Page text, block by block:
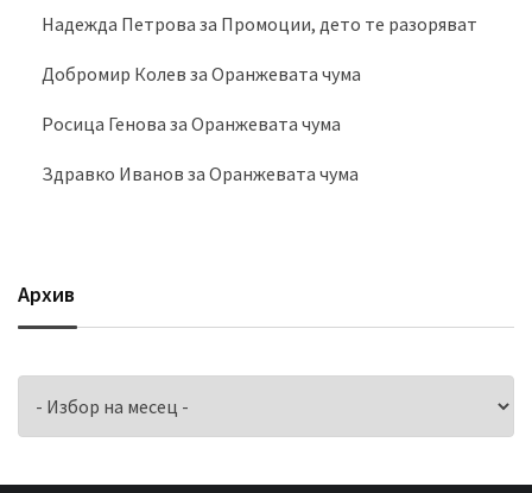
Надежда Петрова за Промоции, дето те разоряват
Добромир Колев за Оранжевата чума
Росица Генова за Оранжевата чума
Здравко Иванов за Оранжевата чума
Архив
Архив